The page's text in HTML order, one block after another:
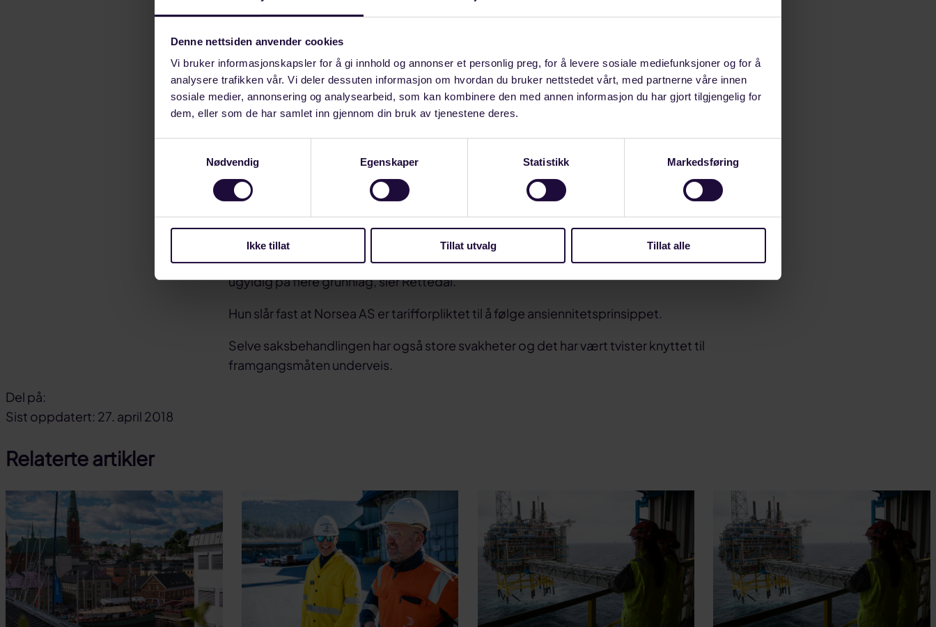
Denne nettsiden anvender cookies
Vi bruker informasjonskapsler for å gi innhold og annonser et personlig preg, for å levere sosiale mediefunksjoner og for å
analysere trafikken vår. Vi deler dessuten informasjon om hvordan du bruker nettstedet vårt, med partnerne våre innen
sosiale medier, annonsering og analysearbeid, som kan kombinere den med annen informasjon du har gjort tilgjengelig for
dem, eller som de har samlet inn gjennom din bruk av tjenestene deres.
Nødvendig
Egenskaper Statistikk Markedsføring
Ikke tillat Tillat utvalg Tillat alle
oppsigelsesadgang. På det grunnlaget er oppsigelsen ugyldig, sier Rettedal.
Ifølge Rettedal er begge selskapene saksøkt fordi de fastholder at
ansettelsesforholdet var i Norsea Group.
Forpliktet å følge ansiennitetsprinsippet
utvalgskretsen er usaklig avgrenset til en avdeling og ikke virksomheten.
– Prosjektavdelingen ble først redusert med ansatte som ble overflyttet til Norsea
Group som er ansatt der i dag og ikke vurdert for oppsigelse, før de sa opp de
gjenværende uten å vurdere noen kriterier. Vårt medlems kompetanse og
ansiennitet er ikke vurdert overhodet. Vi gjør derfor gjeldende at oppsigelsen er
ugyldig på flere grunnlag, sier Rettedal.
Hun slår fast at Norsea AS er tarifforpliktet til å følge ansiennitetsprinsippet.
Selve saksbehandlingen har også store svakheter og det har vært tvister knyttet til
framgangsmåten underveis.
Del på:
Del
facebook
Del
linkedin
Del
Sist oppdatert: 27. april 2018
Relaterte artikler